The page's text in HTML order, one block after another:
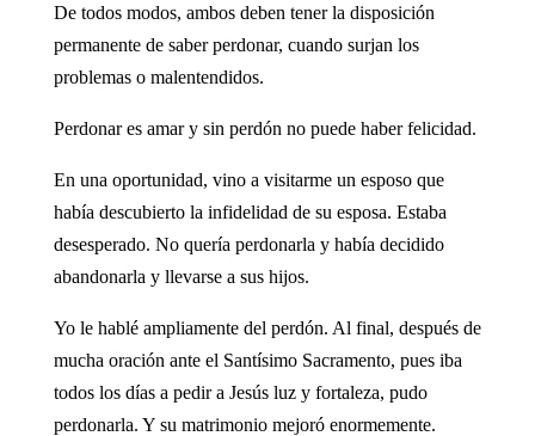
De todos modos, ambos deben tener la disposición
permanente de saber perdonar, cuando surjan los
problemas o malentendidos.
Perdonar es amar y sin perdón no puede haber felicidad.
En una oportunidad, vino a visitarme un esposo que
había descubierto la infidelidad de su esposa. Estaba
desesperado. No quería perdonarla y había decidido
abandonarla y llevarse a sus hijos.
Yo le hablé ampliamente del perdón. Al final, después de
mucha oración ante el Santísimo Sacramento, pues iba
todos los días a pedir a Jesús luz y fortaleza, pudo
perdonarla. Y su matrimonio mejoró enormemente.